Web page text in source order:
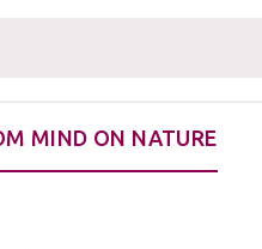
MIND ON NATURE